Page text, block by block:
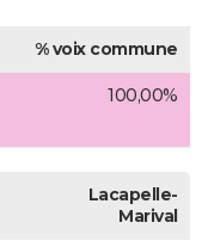
% voix commune
100,00%
Lacapelle-
Marival